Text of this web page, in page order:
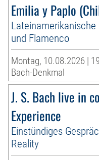
Emilia y Paplo
und Flamenco
Montag, 10.08.2026 |
Bach-Denkmal
J. S. Bach live in
Experience
Einstündiges
Reality